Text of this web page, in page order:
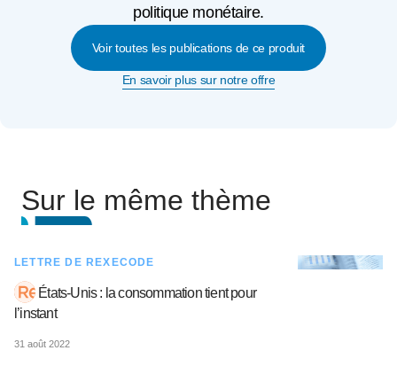
politique monétaire.
Voir toutes les publications de ce produit
En savoir plus sur notre offre
Sur le même thème
LETTRE DE REXECODE
États-Unis : la consommation tient pour
l’instant
31 août 2022